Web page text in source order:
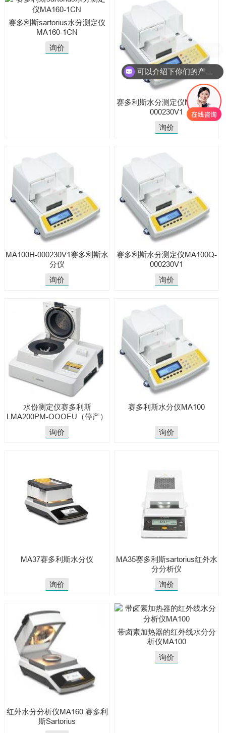
赛多利斯sartorius水分测定仪
MA160-1CN
询价
赛多利斯水分测定仪MA100C-
000230V1
询价
MA100H-000230V1赛多利斯水
分仪
询价
赛多利斯水分测定仪MA100Q-
000230V1
询价
水份测定仪赛多利斯
LMA200PM-OOOEU（停产）
询价
赛多利斯水分仪MA100
询价
MA37赛多利斯水分仪
询价
MA35赛多利斯sartorius红外水
分分析仪
询价
红外水分分析仪MA160 赛多利
斯Sartorius
带卤素加热器的红外线水分分
析仪MA100
询价
可以介绍下你们的产品么